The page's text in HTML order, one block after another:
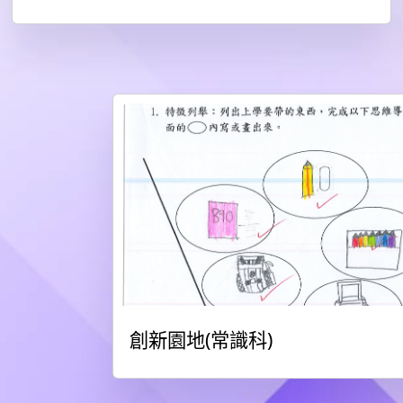
創新園地(常識科)